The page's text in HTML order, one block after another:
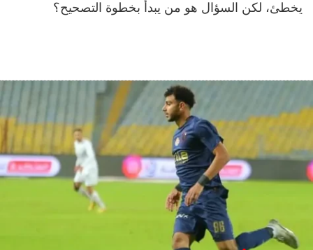
يخطئ، لكن السؤال هو من يبدأ بخطوة التصحيح؟